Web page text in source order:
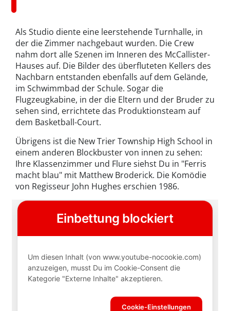
Als Studio diente eine leerstehende Turnhalle, in
der die Zimmer nachgebaut wurden. Die Crew
nahm dort alle Szenen im Inneren des McCallister-
Hauses auf. Die Bilder des überfluteten Kellers des
Nachbarn entstanden ebenfalls auf dem Gelände,
im Schwimmbad der Schule. Sogar die
Flugzeugkabine, in der die Eltern und der Bruder zu
sehen sind, errichtete das Produktionsteam auf
dem Basketball-Court.
Übrigens ist die New Trier Township High School in
einem anderen Blockbuster von innen zu sehen:
Ihre Klassenzimmer und Flure siehst Du in "Ferris
macht blau" mit Matthew Broderick. Die Komödie
von Regisseur John Hughes erschien 1986.